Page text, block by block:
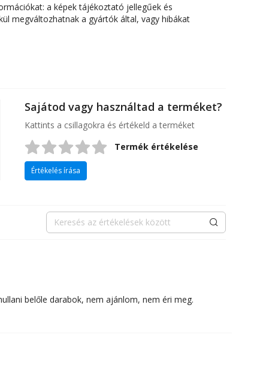
a képek tájékoztató jellegűek és
megváltozhatnak a gyártók által, vagy hibákat
Sajátod vagy használtad a terméket?
Kattints a csillagokra és értékeld a terméket
Termék értékelése
Értékelés írása
Keresés
belőle darabok, nem ajánlom, nem éri meg.